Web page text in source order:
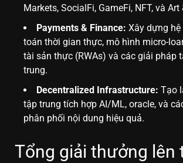
Markets, SocialFi, GameFi, NFT, và Art
Payments & Finance: Xây dựng
toán thời gian thực, mô hình micro-
tài sản thực (RWAs) và các giải pháp
trung.
Decentralized Infrastructure: Tạo
tập trung tích hợp AI/ML, oracle, và
phân phối nội dung hiệu quả.
Tổng giải thưởng lên